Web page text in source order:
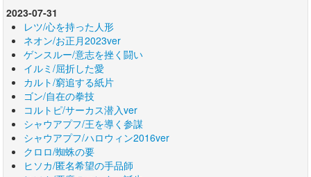
2023-07-31
レツ/心を持った人形
ネオン/お正月2023ver
ゲンスルー/意志を挫く闘い
イルミ/屈折した愛
カルト/窮追する紙片
ゴン/自在の拳技
コルトピ/サーカス潜入ver
シャウアプフ/王を導く参謀
シャウアプフ/ハロウィン2016ver
クロロ/蜘蛛の要
ヒソカ/匿名希望の手品師